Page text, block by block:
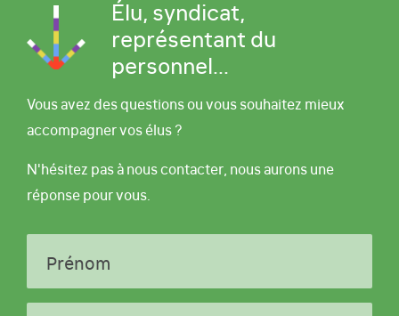
Élu, syndicat,
représentant du
personnel...
Vous avez des questions ou vous souhaitez mieux
accompagner vos élus ?
N'hésitez pas à nous contacter, nous aurons une
réponse pour vous.
Prénom